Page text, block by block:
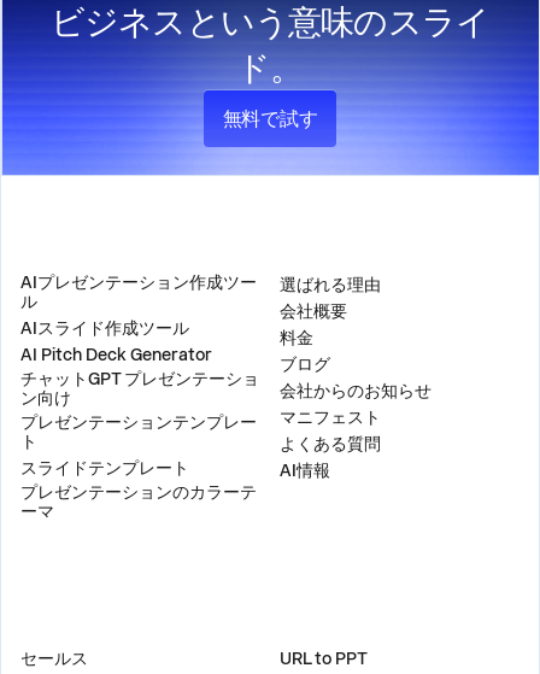
ビジネスという意味のスライ
ド。
無料で試す
AIプレゼンテーション作成ツー
ル
AIスライド作成ツール
AI Pitch Deck Generator
チャットGPT プレゼンテーショ
ン向け
プレゼンテーションテンプレー
ト
スライドテンプレート
プレゼンテーションのカラーテ
ーマ
選ばれる理由
会社概要
料金
ブログ
会社からのお知らせ
マニフェスト
よくある質問
AI情報
セールス
URL to PPT